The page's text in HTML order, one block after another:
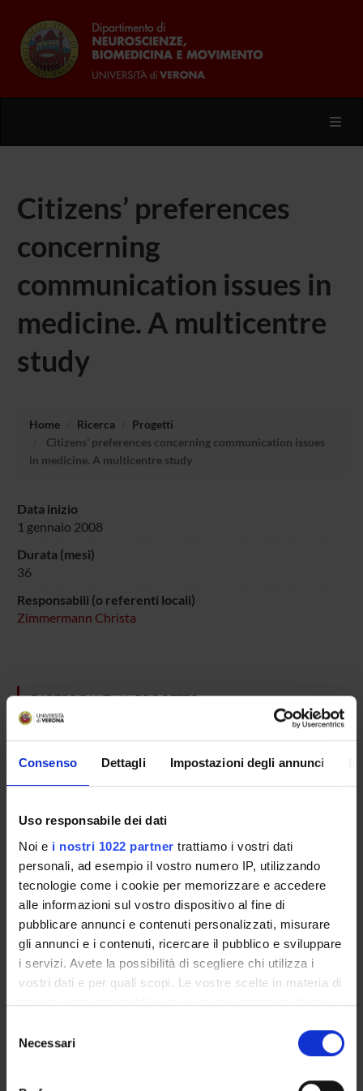
Consenso Dettagli Impostazioni degli annunci
Uso responsabile dei dati
Noi e i nostri 1022 partner trattiamo i vostri dati
personali, ad esempio il vostro numero IP, utilizzando
tecnologie come i cookie per memorizzare e accedere
alle informazioni sul vostro dispositivo al fine di
pubblicare annunci e contenuti personalizzati, misurare
gli annunci e i contenuti, ricercare il pubblico e sviluppare
i servizi. Avete la possibilità di scegliere chi utilizza i
vostri dati e per quali scopi. Le vostre scelte in materia di
privacy sono applicabili solo su questa proprietà digitale
modificare o revocare il proprio consenso in qualsiasi
momento dalla Dichiarazione sui cookie o facendo clic
delNecessari
Citizens’ preferences
concerning
communication issues in
medicine. A multicentre
study
Home Ricerca
Progetti
Citizens’ preferences concerning communication issues
in medicine. A multicentre study
Data inizio
1 gennaio 2008
Durata (mesi)
36
Responsabili (o referenti locali)
Zimmermann Christa
PARTECIPANTI AL PROGETTO
SEZIONI
Psichiatria
ATTIVITÀ
GRUPPI DI RICERCA
SEZIONI
DOTTORATI DI RICERCA
STRUTTURE